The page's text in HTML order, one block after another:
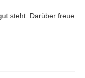
steht. Darüber freue